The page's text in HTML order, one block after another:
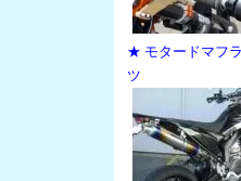
★ モタードマフ
ツ